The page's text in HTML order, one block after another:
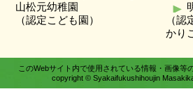
山松元幼稚園
（認定こども園）
（認
かり
このWebサイト内で使用されている情報・画像
copyright © Syakaifukushihoujin